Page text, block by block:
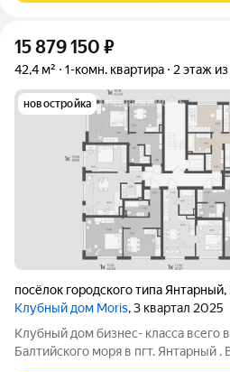
15 879 150 ₽
42,4 м² 1-комн. квартира 2 этаж из
новостройка
посёлок городского типа Янтарный,
Клубный дом Moris, 3 квартал 2025
Клубный дом бизнес- класса всего
Балтийского моря в пгт. Янтарный .